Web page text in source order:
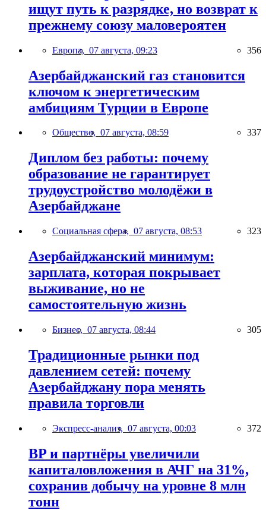
ищут путь к разрядке, но возврат к
прежнему союзу маловероятен
Европа, 07 августа, 09:23 356
Азербайджанский газ становится
ключом к энергетическим
амбициям Турции в Европе
Общество, 07 августа, 08:59 337
Диплом без работы: почему
образование не гарантирует
трудоустройство молодёжи в
Азербайджане
Социальная сфера, 07 августа, 08:53 323
Азербайджанский минимум:
зарплата, которая покрывает
выживание, но не
самостоятельную жизнь
Бизнес, 07 августа, 08:44 305
Традиционные рынки под
давлением сетей: почему
Азербайджану пора менять
правила торговли
Экспресс-анализ, 07 августа, 00:03 372
BP и партнёры увеличили
капиталовложения в АЧГ на 31%,
сохранив добычу на уровне 8 млн
тонн